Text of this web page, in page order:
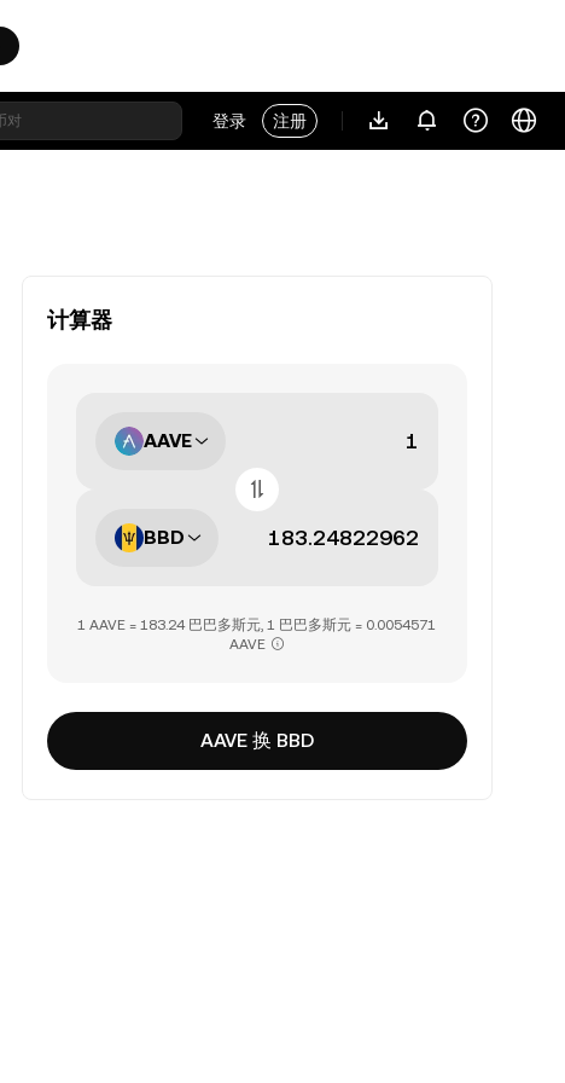
登录 注册
计算器
AAVE
BBD
1 AAVE = 183.24 巴巴多斯元, 1 巴巴多斯元 = 0.0054571
AAVE
AAVE 换 BBD